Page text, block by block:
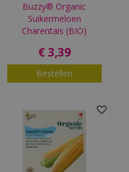
Buzzy® Organic
Suikermeloen
Charentais (BIO)
€ 3,39
Bestellen